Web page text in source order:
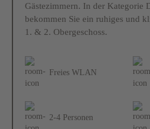
Gästezimmern. In der Kategorie
bekommen Sie ein ruhiges und
1. & 2. Obergeschoss.
Freies WLAN
2-4 Personen